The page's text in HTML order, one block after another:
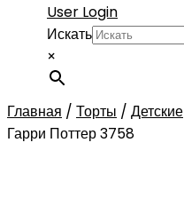
User Login
Искать
×
Главная / Торты / Детские
Гарри Поттер 3758